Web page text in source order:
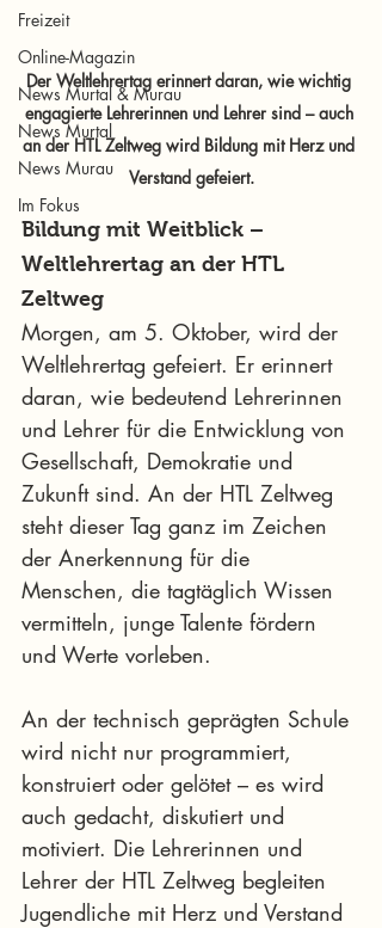
Freizeit
Online-Magazin
News Murtal & Murau
News Murtal
News Murau
Im Fokus
Der Weltlehrertag erinnert daran, wie wichtig
engagierte Lehrerinnen und Lehrer sind – auch
an der HTL Zeltweg wird Bildung mit Herz und
Verstand gefeiert.
Bildung mit Weitblick –
Weltlehrertag an der HTL
Zeltweg
Morgen, am 5. Oktober, wird der
Weltlehrertag gefeiert. Er erinnert
daran, wie bedeutend Lehrerinnen
und Lehrer für die Entwicklung von
Gesellschaft, Demokratie und
Zukunft sind. An der HTL Zeltweg
steht dieser Tag ganz im Zeichen
der Anerkennung für die
Menschen, die tagtäglich Wissen
vermitteln, junge Talente fördern
und Werte vorleben.
An der technisch geprägten Schule
wird nicht nur programmiert,
konstruiert oder gelötet – es wird
auch gedacht, diskutiert und
motiviert. Die Lehrerinnen und
Lehrer der HTL Zeltweg begleiten
Jugendliche mit Herz und Verstand